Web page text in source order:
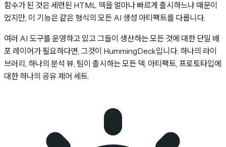
함수가 된 것은 세련된 HTML 덱을 얼마나 빠르게 출시하느냐 때문이
었지만, 이 기능은 같은 형식의 모든 AI 생성 아티팩트를 다룹니다.
여러 AI 도구를 운영하고 있고 그들이 생산하는 모든 것에 대한 단일 배
포 레이어가 필요하다면, 그것이 HummingDeck입니다. 하나의 라이
브러리, 하나의 분석 뷰, 팀이 출시하는 모든 덱, 아티팩트, 프로토타입에
대한 하나의 공유 제어 세트.